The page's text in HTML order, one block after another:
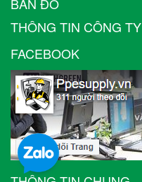
THÔNG TIN CÔNG TY
FACEBOOK